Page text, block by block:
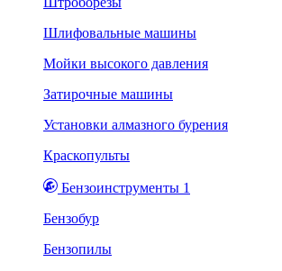
Шлифовальные машины
Мойки высокого давления
Затирочные машины
Установки алмазного бурения
Краскопульты
Бензоинструменты 1
Бензобур
Бензопилы